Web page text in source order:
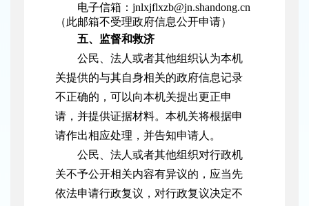
电子信箱：jnlxjflxzb@jn.shandong.cn
（此邮箱不受理政府信息公开申请）
五、监督和救济
公民、法人或者其他组织认为本机
关提供的与其自身相关的政府信息记录
不正确的，可以向本机关提出更正申
请，并提供证据材料。本机关将根据申
请作出相应处理，并告知申请人。
公民、法人或者其他组织对行政机
关不予公开相关内容有异议的，应当先
依法申请行政复议，对行政复议决定不